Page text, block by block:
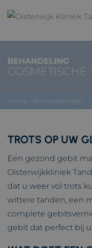
BEHANDELING
Home - Behandelingen -
TROTS OP UW
Een gezond gebit
Oisterwijkkliniek
dat u weer vol trots
wittere tanden, een
complete
gebit dat perfect bij u